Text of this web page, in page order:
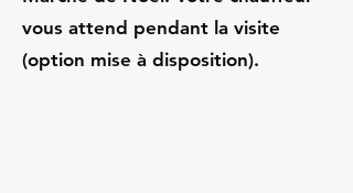
vous attend pendant la visite
(option mise à disposition).